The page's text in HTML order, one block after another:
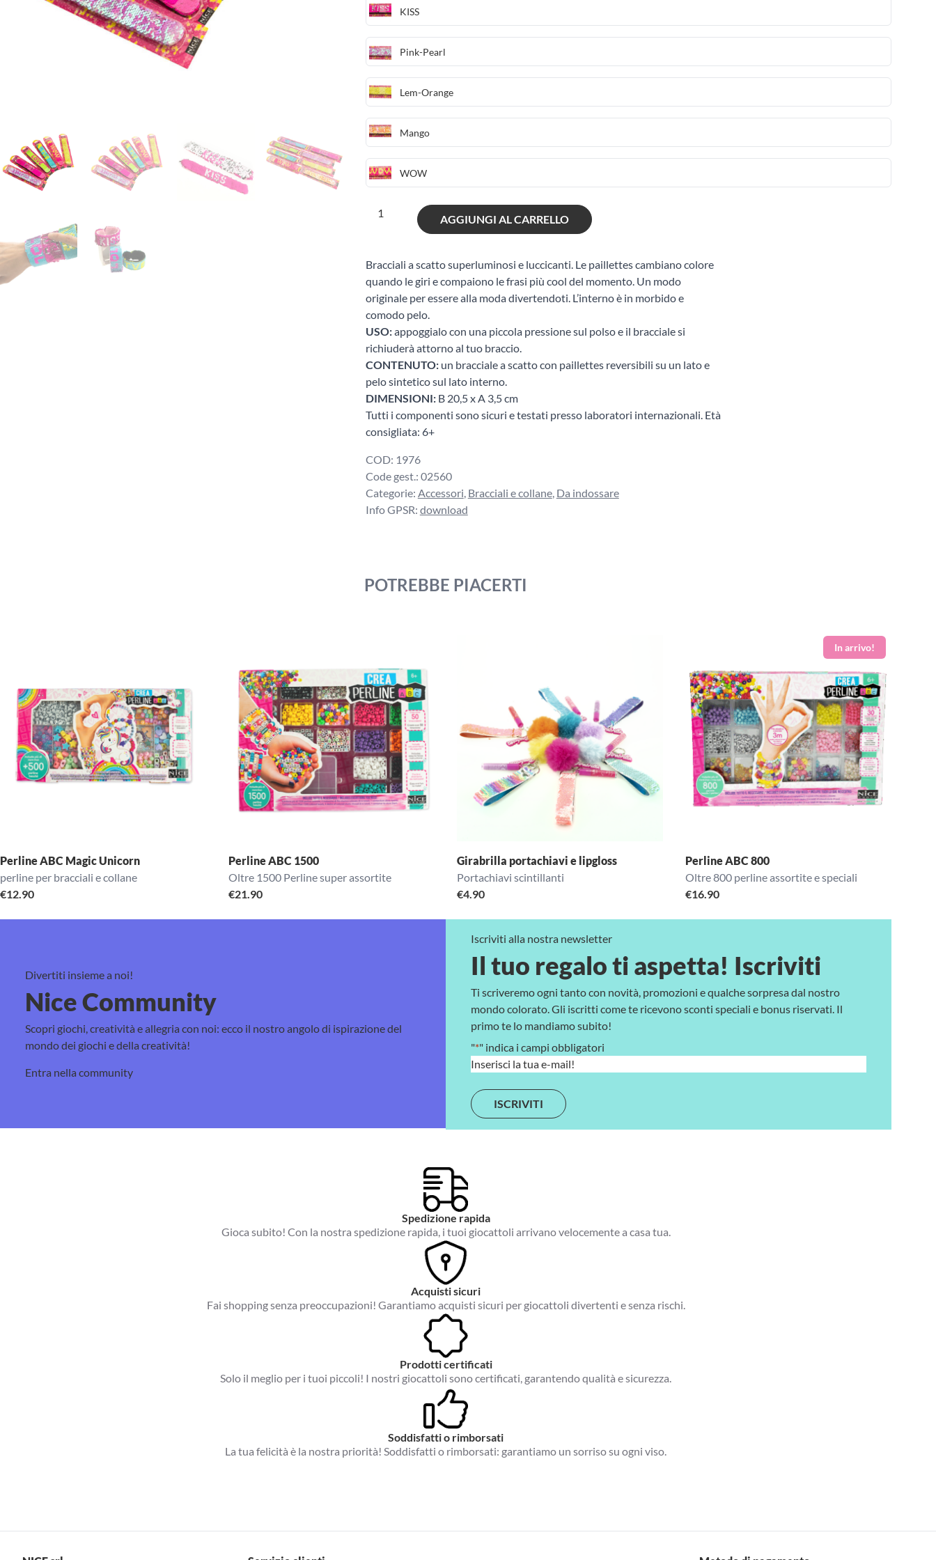
KISS
Pink-Pearl
Lem-Orange
Mango
WOW
Girabrilla
quantità
AGGIUNGI AL CARRELLO
Bracciali a scatto superluminosi e luccicanti. Le paillettes cambiano colore
quando le giri e compaiono le frasi più cool del momento. Un modo
originale per essere alla moda divertendoti. L’interno è in morbido e
comodo pelo.
USO:appoggialo con una piccola pressione sul polso e il bracciale si
richiuderà attorno al tuo braccio.
CONTENUTO:un bracciale a scatto con paillettes reversibili su un lato e
pelo sintetico sul lato interno.
DIMENSIONI:B 20,5 x A 3,5 cm
Tutti i componenti sono sicuri e testati presso laboratori internazionali. Età
consigliata: 6+
COD: 1976
Code gest.: 02560
Categorie: Accessori, Bracciali e collane, Da indossare
Info GPSR: download
POTREBBE PIACERTI
Perline ABC Magic Unicorn
perline per bracciali e collane
€12.90
Perline ABC 1500
Oltre 1500 Perline super assortite
€21.90
Girabrilla portachiavi e lipgloss
Portachiavi scintillanti
€4.90
Perline ABC 800
Oltre 800 perline assortite e speciali
€16.90
Divertiti insieme a noi!
Nice Community
Scopri giochi, creatività e allegria con noi: ecco il nostro angolo di ispirazione del
mondo dei giochi e della creatività!
Entra nella community
Iscriviti alla nostra newsletter
Il tuo regalo ti aspetta! Iscriviti
Ti scriveremo ogni tanto con novità, promozioni e qualche sorpresa dal nostro
mondo colorato. Gli iscritti come te ricevono sconti speciali e bonus riservati. Il
primo te lo mandiamo subito!
"*" indica i campi obbligatori
E
a
i
l
Spedizione rapida
Gioca subito! Con la nostra spedizione rapida, i tuoi giocattoli arrivano velocemente a casa tua.
Acquisti sicuri
Fai shopping senza preoccupazioni! Garantiamo acquisti sicuri per giocattoli divertenti e senza rischi.
Prodotti certificati
Solo il meglio per i tuoi piccoli! I nostri giocattoli sono certificati, garantendo qualità e sicurezza.
Soddisfatti o rimborsati
La tua felicità è la nostra priorità! Soddisfatti o rimborsati: garantiamo un sorriso su ogni viso.